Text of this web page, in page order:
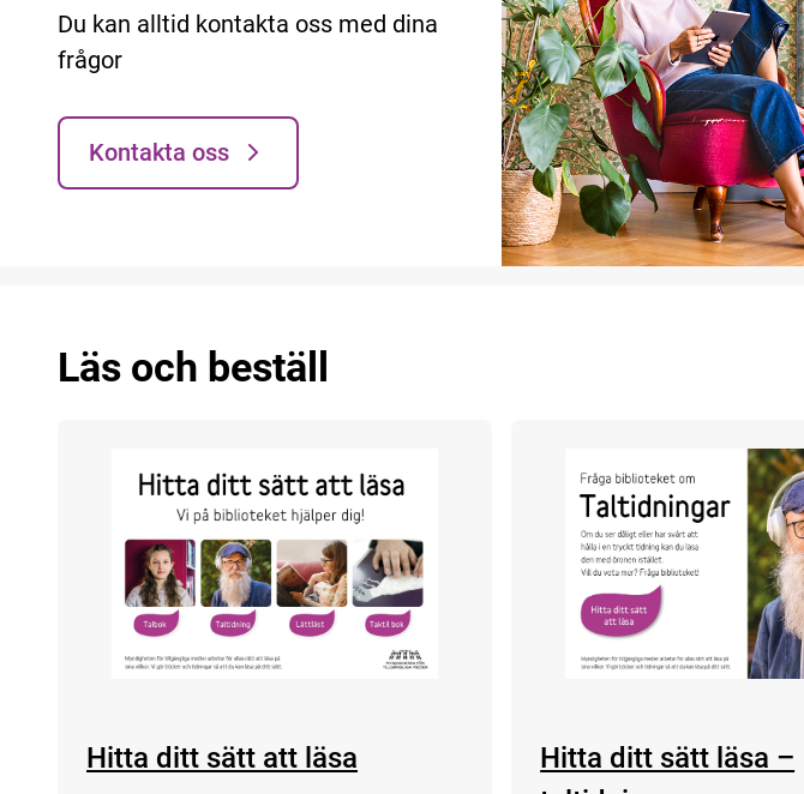
Du kan alltid kontakta oss med dina
frågor
Kontakta oss
Läs och beställ
Hitta ditt sätt att läsa
Hitta ditt sätt läsa –